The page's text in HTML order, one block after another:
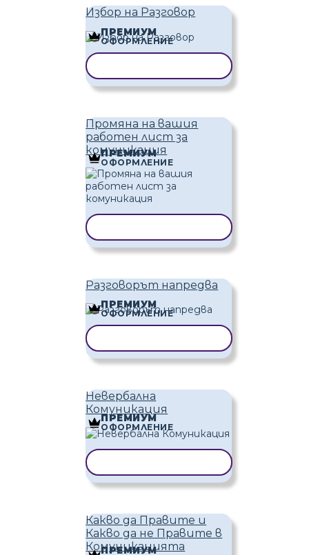
Избор на Разговор
ПРЕМИУМ
ОФОРМЛЕНИЕ
Промяна на вашия
работен лист за
комуникация
ПРЕМИУМ
ОФОРМЛЕНИЕ
Разговорът напредва
ПРЕМИУМ
ОФОРМЛЕНИЕ
Невербална
Комуникация
ПРЕМИУМ
ОФОРМЛЕНИЕ
Какво да Правите и
Какво да не Правите в
Комуникацията
ПРЕМИУМ